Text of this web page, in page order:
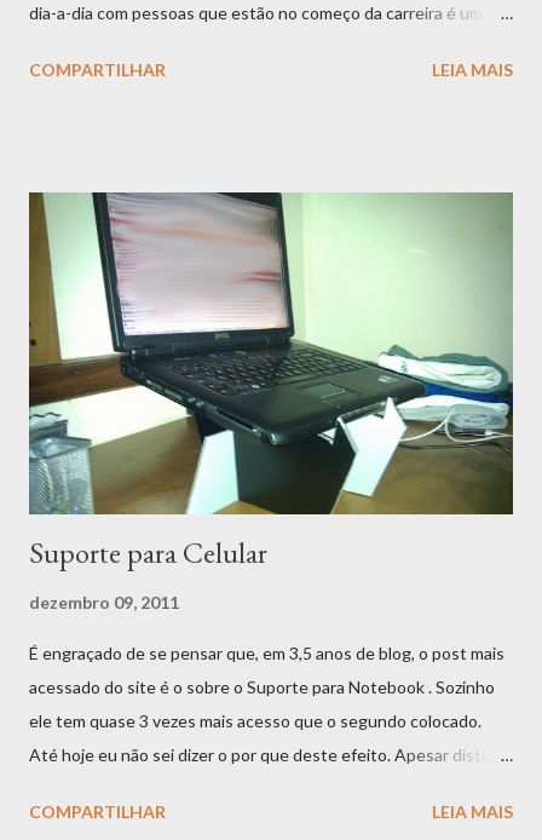
dia-a-dia com pessoas que estão no começo da carreira é um mix
de contribuir com um pedacinho tão especial da história daquela
novamente pelos olhos de quem ainda não tem a mesma
vivência que você. Por onde passei, eu sempre acreditei que um
bom equilíbrio entre profissionais experientes e em formação é
a melhor combinação para um time de tecnologia. Isso é
benéfico não apenas para a retenção, como também é estímulo
para uma cultura de aprendizado e humildade. Cultura essa que
favorece o compartilhamento e interação não apenas entre
quem faz o software, mas também as demais áreas da...
COMPARTILHAR LEIA MAIS
Suporte para Celular
dezembro 09, 2011
É engraçado de se pensar que, em 3,5 anos de blog, o post mais
acessado do site é o sobre o Suporte para Notebook . Sozinho
ele tem quase 3 vezes mais acesso que o segundo colocado.
Até hoje eu não sei dizer o por que deste efeito. Apesar disto
minha falta de coordenação motora, ainda cheguei num
COMPARTILHAR LEIA MAIS